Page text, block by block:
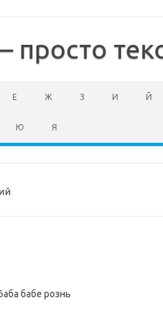
просто
Е Ж З И Й
Ю Я
бабе рознь